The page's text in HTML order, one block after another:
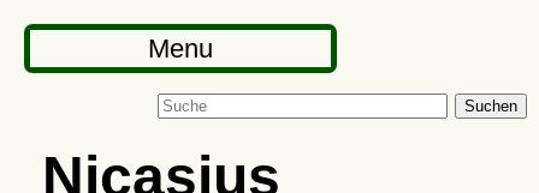
Menu
Suchen
Nicasius